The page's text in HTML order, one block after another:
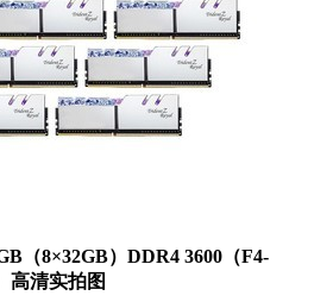
（8×32GB）DDR4 3600（F4-
高清实拍图